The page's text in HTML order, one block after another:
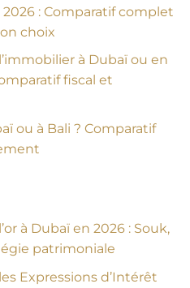
: Comparatif complet
choix
à Dubaï ou en
fiscal et
ou à Bali ? Comparatif
à Dubaï en 2026 : Souk,
patrimoniale
Expressions d’Intérêt